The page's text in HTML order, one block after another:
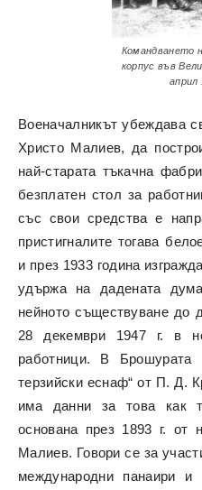
Командването
корпус във
април
Военачалникът убеждава
Христо Малиев, да
най-старата тъкачна
безплатен стол за
със свои средства е
пристигналите тогава
и през 1933 година
удържа на дадената
нейното съществуване до
28 декември 1947 г. в
работници. В Брошурата
терзийски еснаф“ от П. Д.
има данни за това как
основана през 1893 г. от
Малиев. Говори се за
международни панаири